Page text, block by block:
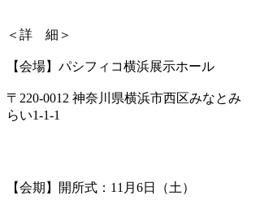
＜詳 細＞
【会場】パシフィコ横浜展示ホール
〒220-0012 神奈川県横浜市西区みなとみ
らい1-1-1
【会期】開所式：11月6日（土）